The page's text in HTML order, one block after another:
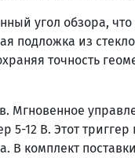
угол обзора,
подложка из
точность
Мгновенное
12 В. Этот
комплект